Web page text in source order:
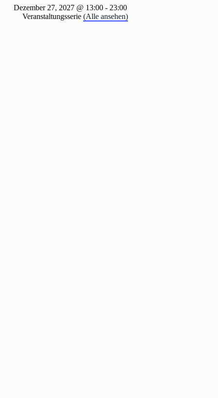
Dezember 27, 2027 @ 13:00 - 23:00
Veranstaltungsserie (Alle ansehen)